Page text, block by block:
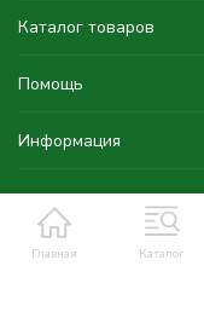
Главная Каталог
Каталог товаров
Помощь
Информация